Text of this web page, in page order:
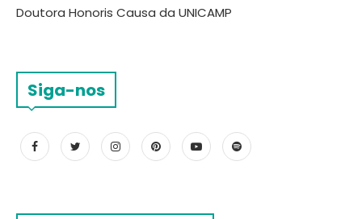
Doutora Honoris Causa da UNICAMP
Siga-nos